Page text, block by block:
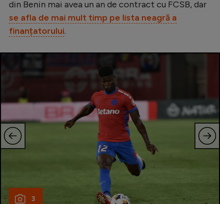
din Benin mai avea un an de contract cu FCSB, dar
se afla de mai mult timp pe lista neagră a
finanțatorului.
3